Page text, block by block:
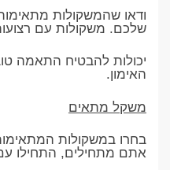
ודאו שהמשקולות
שלכם. משקולות עם
יכולות להבטיח התאמה
האימון.
משקל מתאים
בחרו במשקולות
אתם מתחילים, התחילו